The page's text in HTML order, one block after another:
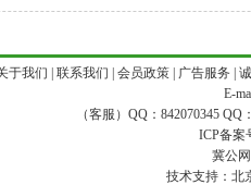
于我们 联系我们 会员政策| 广告服务
E-
（客服）QQ：842070345 QQ
ICP备案
冀公
技术支持： 北